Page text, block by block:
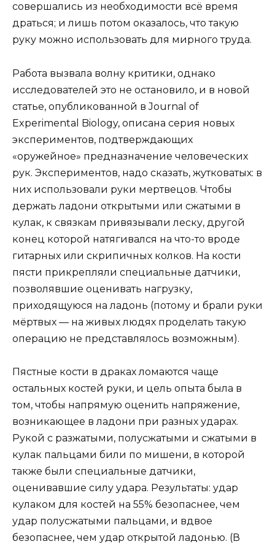
совершались из необходимости всё время
драться; и лишь потом оказалось, что такую
руку можно использовать для мирного труда.
Работа вызвала волну критики, однако
исследователей это не остановило, и в новой
статье, опубликованной в Journal of
Experimental Biology, описана серия новых
экспериментов, подтверждающих
«оружейное» предназначение человеческих
рук. Экспериментов, надо сказать, жутковатых: в
них использовали руки мертвецов. Чтобы
держать ладони открытыми или сжатыми в
кулак, к связкам привязывали леску, другой
конец которой натягивался на что-то вроде
гитарных или скрипичных колков. На кости
пясти прикрепляли специальные датчики,
позволявшие оценивать нагрузку,
приходящуюся на ладонь (потому и брали руки
мёртвых — на живых людях проделать такую
операцию не представлялось возможным).
Пястные кости в драках ломаются чаще
остальных костей руки, и цель опыта была в
том, чтобы напрямую оценить напряжение,
возникающее в ладони при разных ударах.
Рукой с разжатыми, полусжатыми и сжатыми в
кулак пальцами били по мишени, в которой
также были специальные датчики,
оценивавшие силу удара. Результаты: удар
кулаком для костей на 55% безопаснее, чем
удар полусжатыми пальцами, и вдвое
безопаснее, чем удар открытой ладонью. (В